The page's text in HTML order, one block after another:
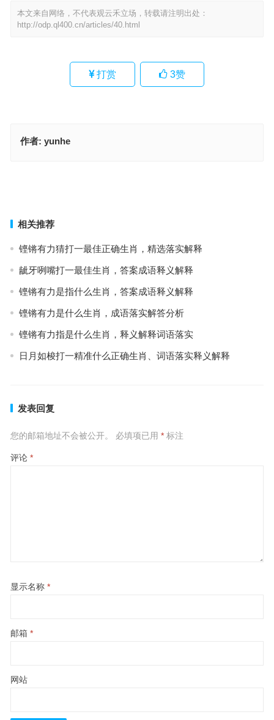
本文来自网络，不代表观云禾立场，转载请注明出处：
http://odp.ql400.cn/articles/40.html
打赏 3赞
作者: yunhe
相关推荐
铿锵有力猜打一最佳正确生肖，精选落实解释
龇牙咧嘴打一最佳生肖，答案成语释义解释
铿锵有力是指什么生肖，答案成语释义解释
铿锵有力是什么生肖，成语落实解答分析
铿锵有力指是什么生肖，释义解释词语落实
日月如梭打一精准什么正确生肖、词语落实释义解释
发表回复
您的邮箱地址不会被公开。 必填项已用 *标注
评论 *
显示名称 *
邮箱 *
网站